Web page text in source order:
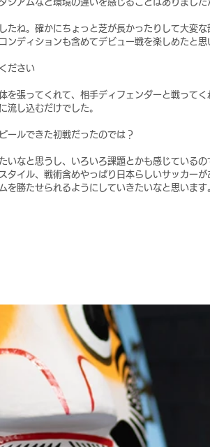
たね。確かにちょっと芝が長かったりして大変
ンディションも含めてデビュー戦を楽しめたと思
ださい
を張ってくれて、相手ディフェンダーと戦って
流し込むだけでした。
ールできた初戦だったのでは？
いなと思うし、いろいろ課題とかも感じている
タイル、戦術含めやっぱり日本らしいサッカー
を勝たせられるようにしていきたいなと思います